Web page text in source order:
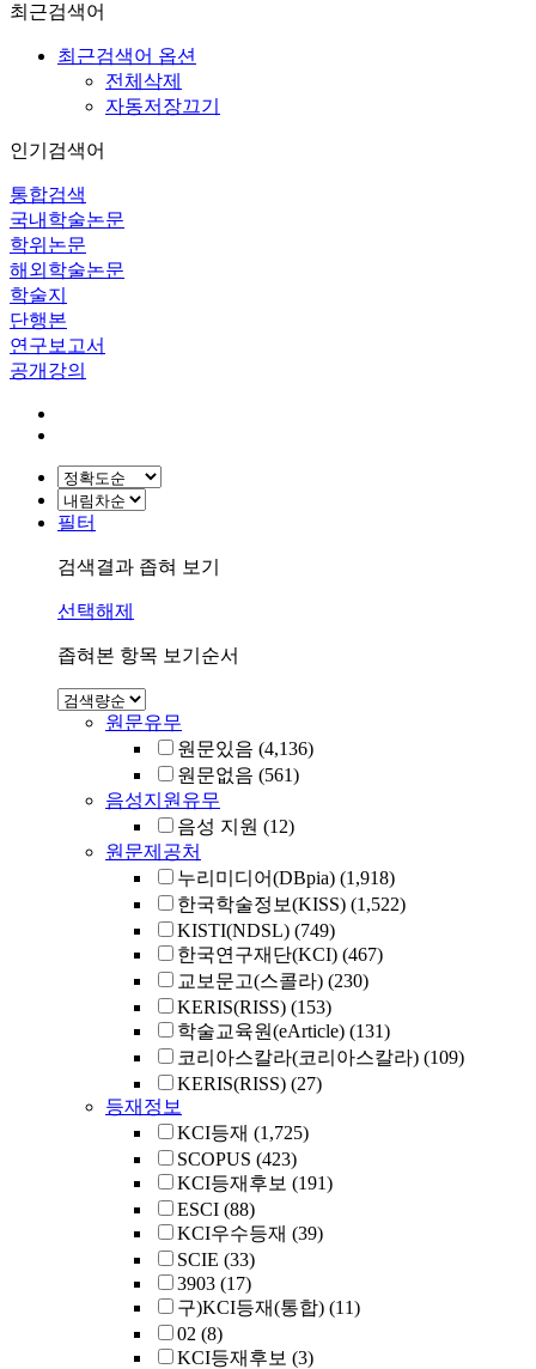
최근검색어
최근검색어 옵션
전체삭제
자동저장끄기
인기검색어
통합검색
국내학술논문
학위논문
해외학술논문
학술지
단행본
연구보고서
공개강의
필터
검색결과 좁혀 보기
선택해제
좁혀본 항목 보기순서
원문유무
원문있음 (4,136)
원문없음 (561)
음성지원유무
음성 지원 (12)
원문제공처
누리미디어(DBpia) (1,918)
한국학술정보(KISS) (1,522)
KISTI(NDSL) (749)
한국연구재단(KCI) (467)
교보문고(스콜라) (230)
KERIS(RISS) (153)
학술교육원(eArticle) (131)
코리아스칼라(코리아스칼라) (109)
KERIS(RISS) (27)
등재정보
KCI등재 (1,725)
SCOPUS (423)
KCI등재후보 (191)
ESCI (88)
KCI우수등재 (39)
SCIE (33)
3903 (17)
구)KCI등재(통합) (11)
02 (8)
KCI등재후보 (3)